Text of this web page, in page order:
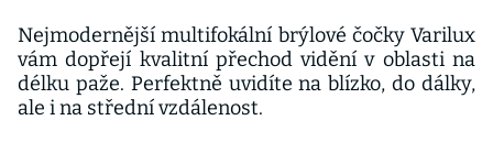
Nejmodernější multifokální brýlové čočky Varilux
vám dopřejí kvalitní přechod vidění v oblasti na
délku paže. Perfektně uvidíte na blízko, do dálky,
ale i na střední vzdálenost.